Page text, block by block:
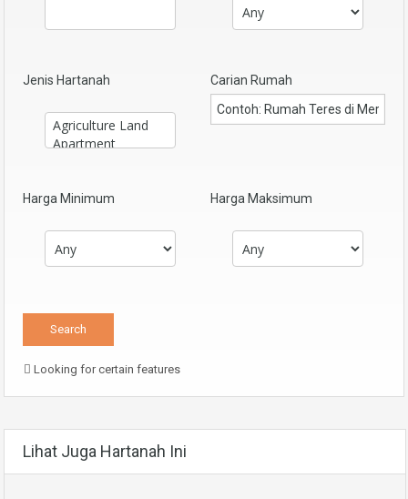
Jenis Hartanah Carian Rumah
Harga Minimum Harga Maksimum
Looking for certain features
Lihat Juga Hartanah Ini